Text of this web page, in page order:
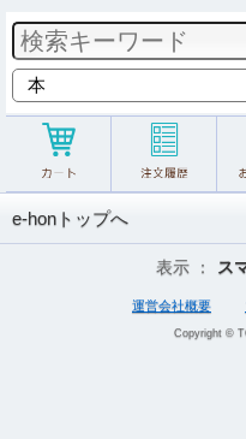
e-honトップへ
表示 ： ス
運営会社概要
Copyright ©